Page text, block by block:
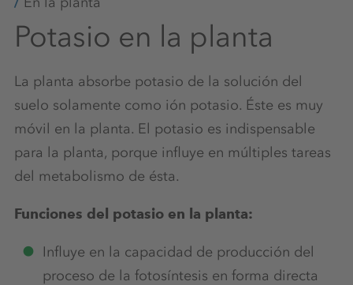
Potasio en la planta
La planta absorbe potasio de la solución del
suelo solamente como ión potasio. Éste es muy
móvil en la planta. El potasio es indispensable
para la planta, porque influye en múltiples tareas
del metabolismo de ésta.
Funciones del potasio en la planta:
Influye en la capacidad de producción del
proceso de la fotosíntesis en forma directa